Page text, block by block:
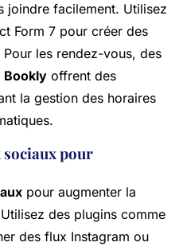
joindre facilement. Utilisez
Form 7 pour créer des
les rendez-vous, des
Bookly offrent des
la gestion des horaires
sociaux pour
pour augmenter la
des plugins comme
des flux Instagram ou